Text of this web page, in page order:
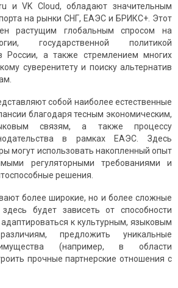
и VK Cloud, обладают значительным
на рынки СНГ, ЕАЭС и БРИКС+. Этот
растущим глобальным спросом на
государственной политикой
России, а также стремлением многих
суверенитету и поиску альтернатив
собой наиболее естественные
благодаря тесным экономическим,
связям, а также процессу
в рамках ЕАЭС. Здесь
могут использовать накопленный опыт
регуляторными требованиями и
решения.
более широкие, но и более сложные
будет зависеть от способности
к культурным, языковым
предложить уникальные
(например, в области
прочные партнерские отношения с